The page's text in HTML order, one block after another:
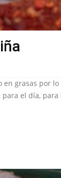
grasas por
el día,